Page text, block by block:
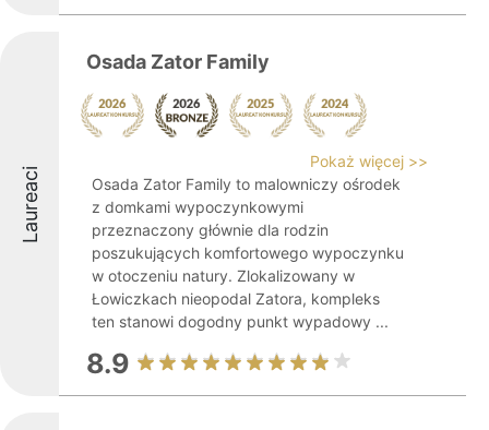
Laureaci
Osada Zator Family
Pokaż więcej >>
Osada Zator Family to malowniczy ośrodek
z domkami wypoczynkowymi
przeznaczony głównie dla rodzin
poszukujących komfortowego wypoczynku
w otoczeniu natury. Zlokalizowany w
Łowiczkach nieopodal Zatora, kompleks
ten stanowi dogodny punkt wypadowy ...
8.9